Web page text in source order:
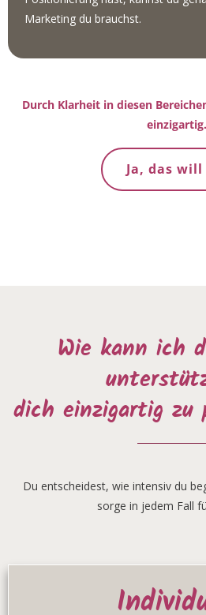
Marketing du brauchst.
Durch Klarheit in diesen
einzigartig.
Ja, das will
Wie kann ich
dich einzigartig zu
Du entscheidest, wie intensiv du
sorge in jedem Fall